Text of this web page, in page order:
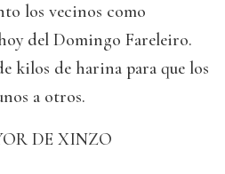
los vecinos como
del Domingo Fareleiro.
kilos de harina para que los
a otros.
DE XINZO